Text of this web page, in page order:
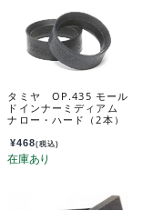
タミヤ OP.435 モール
ドインナーミディアム
ナロー・ハード（2本）
¥468(税込)